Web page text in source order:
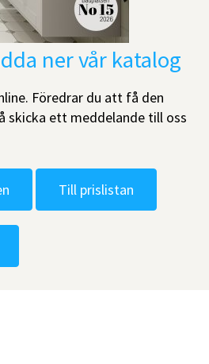
ner vår katalog
Föredrar du att få den
skicka ett meddelande till oss
Till prislistan